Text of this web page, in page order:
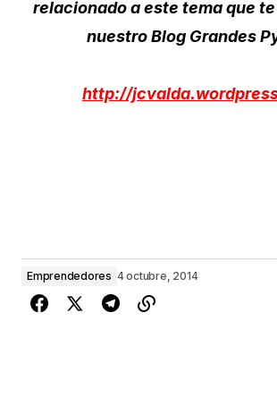
relacionado a este tema que
nuestro Blog Grandes
http://
Emprendedores 4 octubre, 2014